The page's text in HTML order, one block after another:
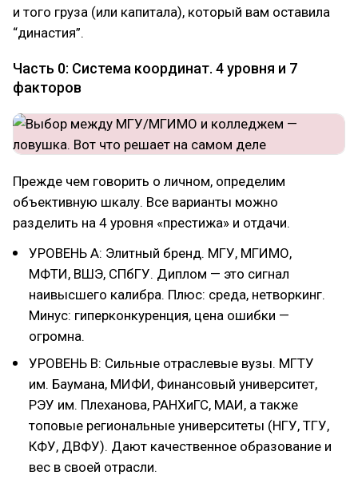
и того груза (или капитала), который вам оставила
“династия”.
Часть 0: Система координат. 4 уровня и 7
факторов
Прежде чем говорить о личном, определим
объективную шкалу. Все варианты можно
разделить на 4 уровня «престижа» и отдачи.
УРОВЕНЬ А: Элитный бренд. МГУ, МГИМО,
МФТИ, ВШЭ, СПбГУ. Диплом — это сигнал
наивысшего калибра. Плюс: среда, нетворкинг.
Минус: гиперконкуренция, цена ошибки —
огромна.
УРОВЕНЬ В: Сильные отраслевые вузы. МГТУ
им. Баумана, МИФИ, Финансовый университет,
РЭУ им. Плеханова, РАНХиГС, МАИ, а также
топовые региональные университеты (НГУ, ТГУ,
КФУ, ДВФУ). Дают качественное образование и
вес в своей отрасли.